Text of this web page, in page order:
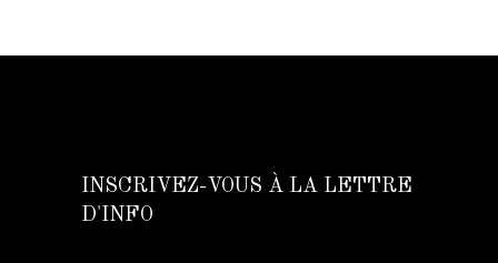
INSCRIVEZ-VOUS À LA LETTRE
D'INFO